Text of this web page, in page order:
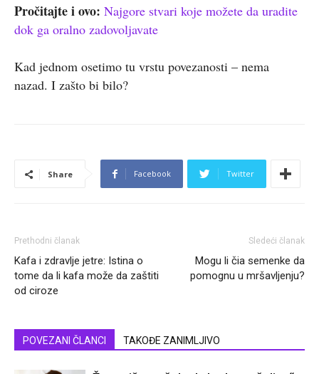
Pročitajte i ovo: Najgore stvari koje možete da uradite
dok ga oralno zadovoljavate
Kad jednom osetimo tu vrstu povezanosti – nema
nazad. I zašto bi bilo?
Share Facebook Twitter
Prethodni članak
Kafa i zdravlje jetre: Istina o
tome da li kafa može da zaštiti
od ciroze
Sledeći članak
Mogu li čia semenke da
pomognu u mršavljenju?
POVEZANI ČLANCI TAKOĐE ZANIMLJIVO